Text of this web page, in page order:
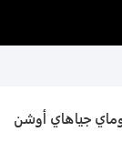
جياهاي أوشن